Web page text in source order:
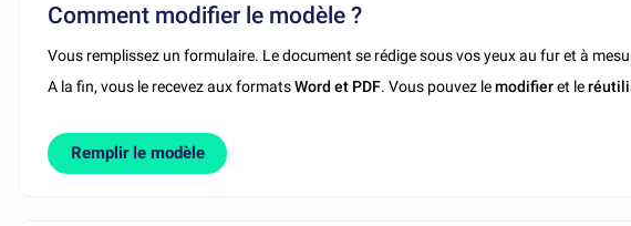
Comment modifier le modèle ?
Vous remplissez un formulaire. Le document se rédige sous vos yeux au fur et à
A la fin, vous le recevez aux formatsWord et PDF. Vous pouvez lemodifieret le
Remplir le modèle